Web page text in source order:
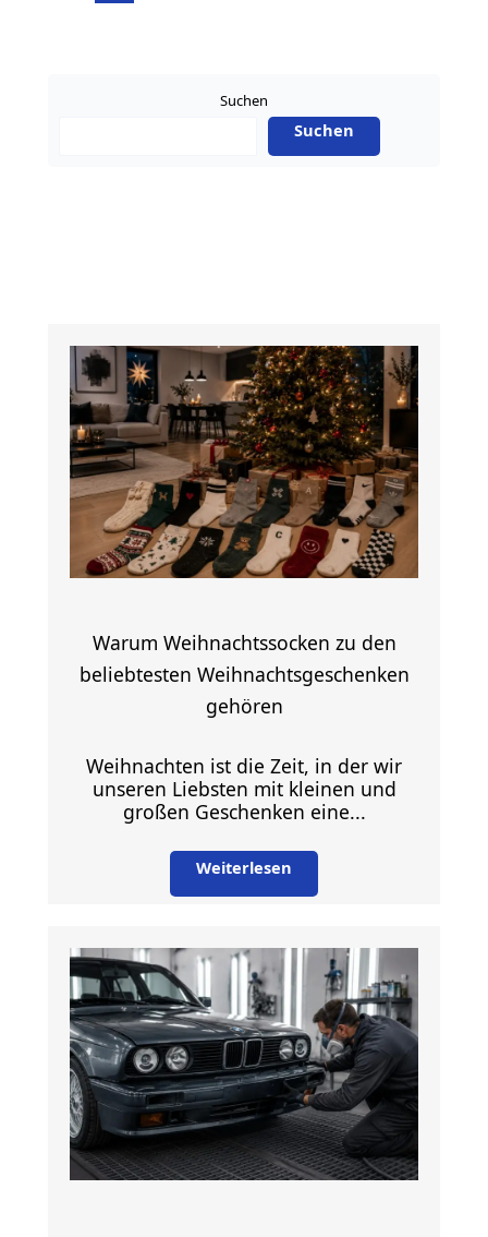
kommt
Suchen
Suchen
Warum Weihnachtssocken zu den
beliebtesten Weihnachtsgeschenken
gehören
Weihnachten ist die Zeit, in der wir
unseren Liebsten mit kleinen und
großen Geschenken eine...
Weiterlesen